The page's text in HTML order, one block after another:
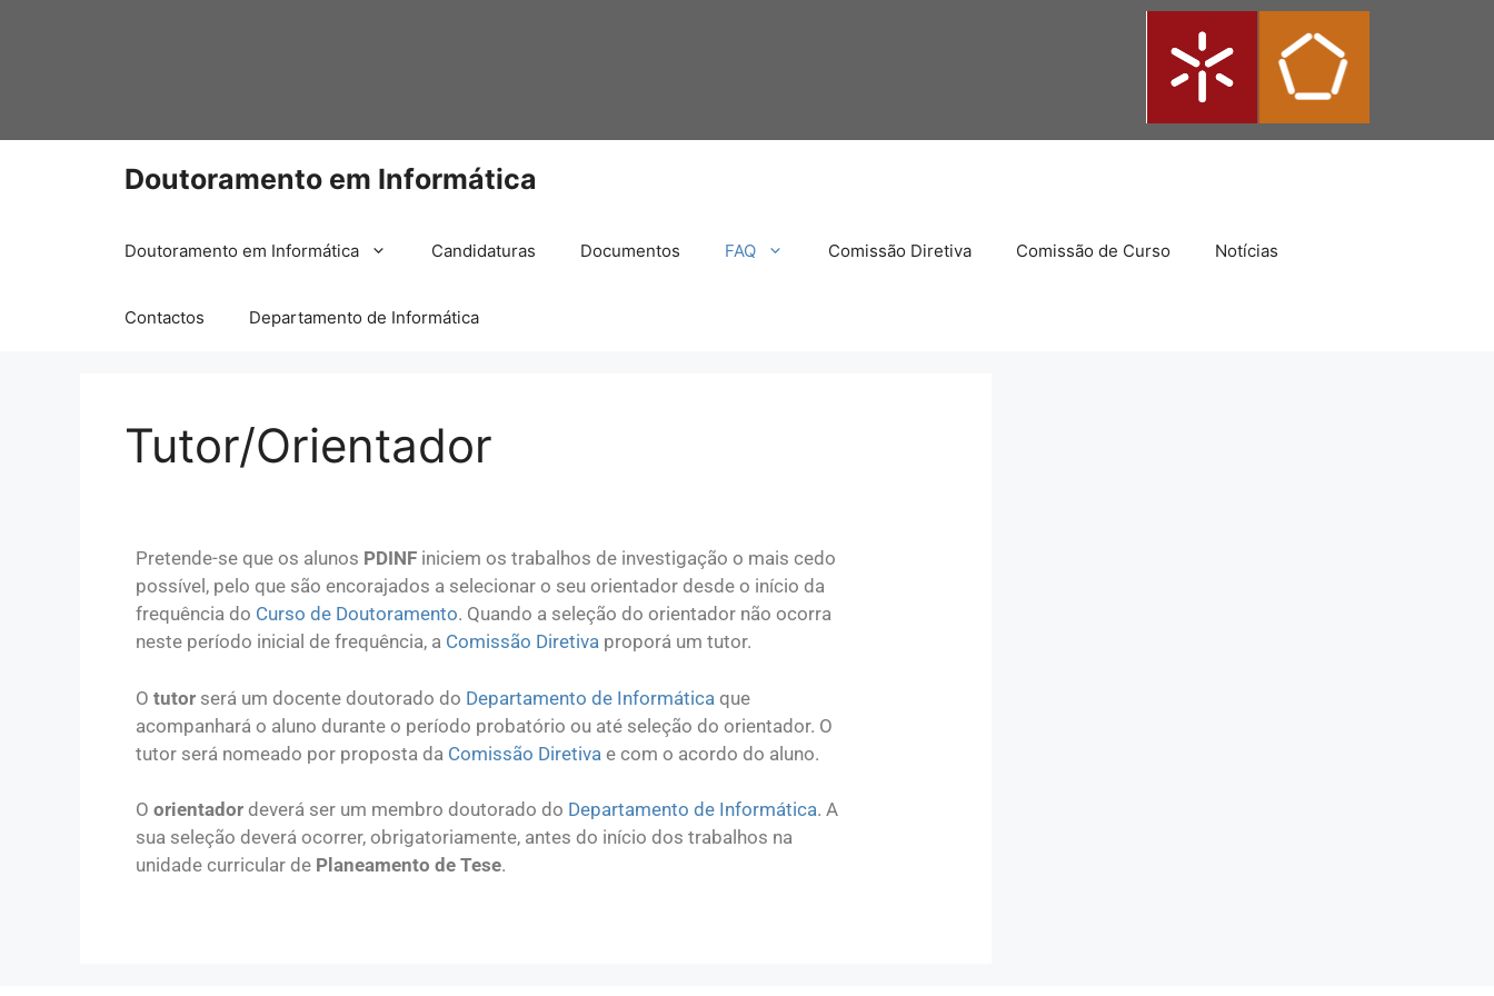
Doutoramento em Informática
Doutoramento em Informática Candidaturas Documentos FAQ Comissão Diretiva Comissão de Curso Notícias
Contactos Departamento de Informática
Tutor/Orientador
Pretende-se que os alunos PDINF iniciem os trabalhos de investigação o mais cedo
possível, pelo que são encorajados a selecionar o seu orientador desde o início da
frequência do Curso de Doutoramento. Quando a seleção do orientador não ocorra
neste período inicial de frequência, a Comissão Diretiva proporá um tutor.
O tutor será um docente doutorado do Departamento de Informática que
acompanhará o aluno durante o período probatório ou até seleção do orientador. O
tutor será nomeado por proposta da Comissão Diretiva e com o acordo do aluno.
O orientador deverá ser um membro doutorado do Departamento de Informática. A
sua seleção deverá ocorrer, obrigatoriamente, antes do início dos trabalhos na
unidade curricular de Planeamento de Tese.